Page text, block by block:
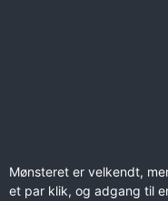
Mønsteret er velkendt,
et par klik, og adgang til